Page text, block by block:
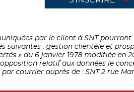
par le client à SNT
suivantes : gestion clientèle et
» du 6 janvier 1978 modifiée en
relatif aux données le
courrier auprès de : SNT 2 rue